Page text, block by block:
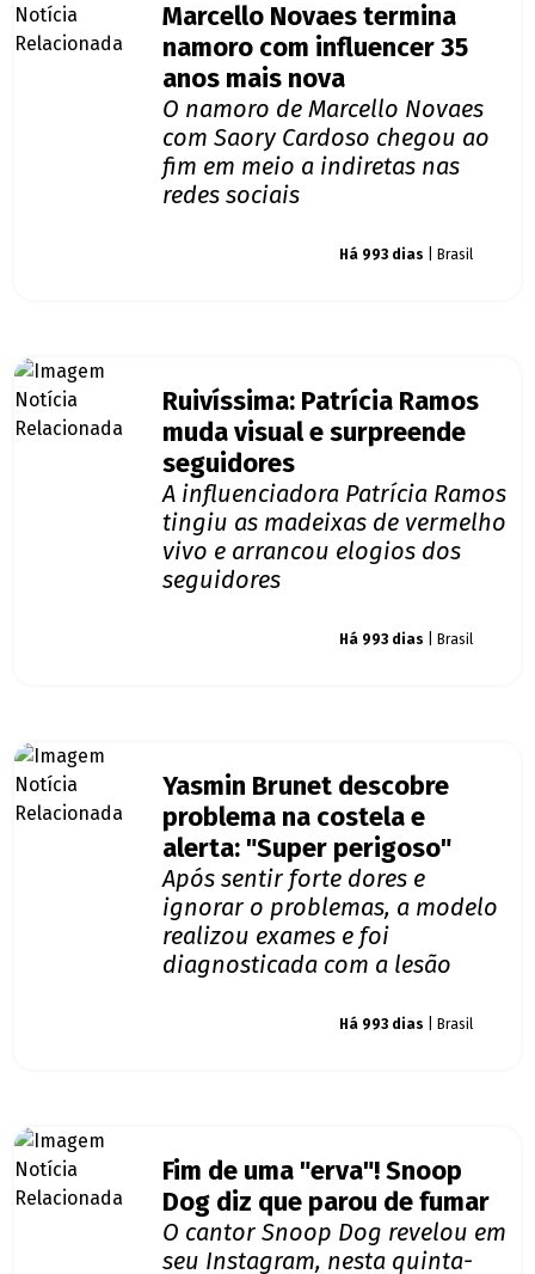
Marcello Novaes termina
namoro com influencer 35
anos mais nova
O namoro de Marcello Novaes
com Saory Cardoso chegou ao
fim em meio a indiretas nas
redes sociais
Há 993 dias | Brasil
Ruivíssima: Patrícia Ramos
muda visual e surpreende
seguidores
A influenciadora Patrícia Ramos
tingiu as madeixas de vermelho
vivo e arrancou elogios dos
seguidores
Há 993 dias | Brasil
Yasmin Brunet descobre
problema na costela e
alerta: "Super perigoso"
Após sentir forte dores e
ignorar o problemas, a modelo
realizou exames e foi
diagnosticada com a lesão
Há 993 dias | Brasil
Fim de uma "erva"! Snoop
Dog diz que parou de fumar
O cantor Snoop Dog revelou em
seu Instagram, nesta quinta-